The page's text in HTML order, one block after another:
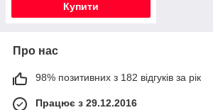
Купити
Про нас
98% позитивних з 182 відгуків за рік
Працює з 29.12.2016